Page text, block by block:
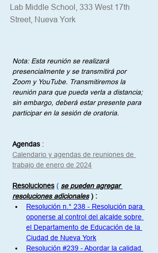
Lab Middle School, 333 West 17th
Street, Nueva York
Nota: Esta reunión se realizará
presencialmente y se transmitirá por
Zoom y YouTube. Transmitiremos la
reunión para que pueda verla a distancia;
sin embargo, deberá estar presente para
participar en la sesión de oratoria.
Agendas :
Calendario y agendas de reuniones de
trabajo de enero de 2024
Resoluciones ( se pueden agregar
resoluciones adicionales ) :
Resolución n.° 238 - Resolución para
oponerse al control del alcalde sobre
el Departamento de Educación de la
Ciudad de Nueva York
Resolución #239 - Abordar la calidad